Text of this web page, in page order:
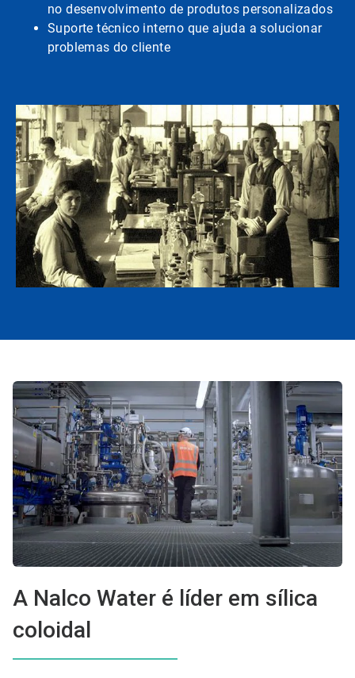
no desenvolvimento de produtos personalizados
Suporte técnico interno que ajuda a solucionar
problemas do cliente
A Nalco Water é líder em sílica
coloidal